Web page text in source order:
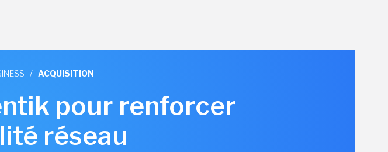
/ ACQUISITION
pour renforcer
réseau